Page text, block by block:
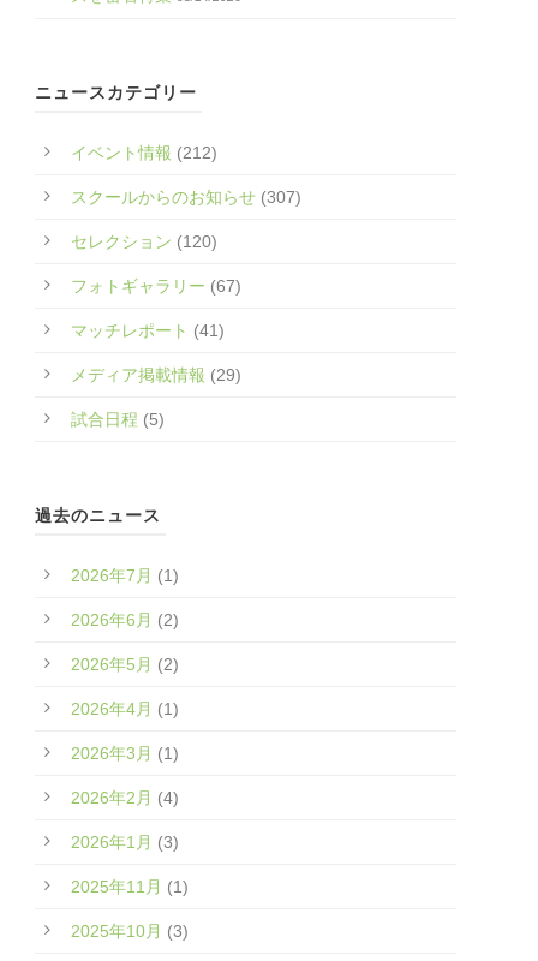
ニュースカテゴリー
イベント情報 (212)
スクールからのお知らせ (307)
セレクション (120)
フォトギャラリー (67)
マッチレポート (41)
メディア掲載情報 (29)
試合日程 (5)
過去のニュース
2026年7月 (1)
2026年6月 (2)
2026年5月 (2)
2026年4月 (1)
2026年3月 (1)
2026年2月 (4)
2026年1月 (3)
2025年11月 (1)
2025年10月 (3)